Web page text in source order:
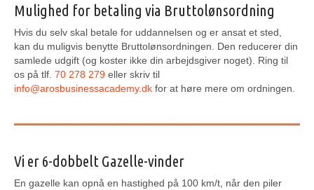
Mulighed for betaling via Bruttolønsordning
Hvis du selv skal betale for uddannelsen og er ansat et sted,
kan du muligvis benytte Bruttolønsordningen. Den reducerer din
samlede udgift (og koster ikke din arbejdsgiver noget). Ring til
os på tlf. 70 278 279 eller skriv til
info@arosbusinessacademy.dk for at høre mere om ordningen.
Vi er 6-dobbelt Gazelle-vinder
En gazelle kan opnå en hastighed på 100 km/t, når den piler